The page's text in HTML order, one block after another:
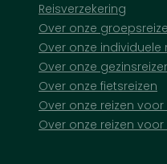
Reisverzekering
Over onze
Over onze individuele
Over onze
Over onze fietsreizen
Over onze reizen
Over onze reizen